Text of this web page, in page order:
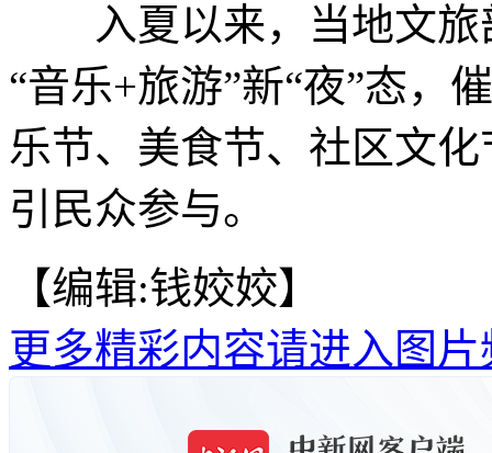
入夏以来，当地文旅
“音乐+旅游”新“夜”态，
乐节、美食节、社区文
引民众参与。
【编辑:钱姣姣】
更多精彩内容请进入图片